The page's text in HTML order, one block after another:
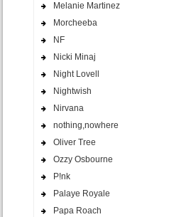
Melanie Martinez
Morcheeba
NF
Nicki Minaj
Night Lovell
Nightwish
Nirvana
nothing,nowhere
Oliver Tree
Ozzy Osbourne
P!nk
Palaye Royale
Papa Roach